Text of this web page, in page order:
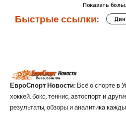
Показать
Быстрые ссылки:
ЕвроСпорт Новости: Всё о спорте в
хоккей, бокс, теннис, автоспорт и
результаты, обзоры и аналитика